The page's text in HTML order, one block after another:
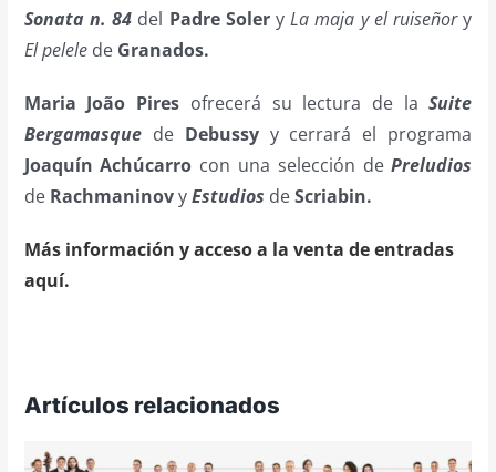
Sonata n. 84 del Padre SoleryLa maja y el ruiseñory
El pelelede Granados.
Maria João Pires ofrecerá su lectura de laSuite
Bergamasquede Debussyy cerrará el programa
Joaquín Achúcarro con una selección dePreludios
de RachmaninovyEstudios deScriabin.
Más información y acceso a la venta de entradas
aquí.
Artículos relacionados